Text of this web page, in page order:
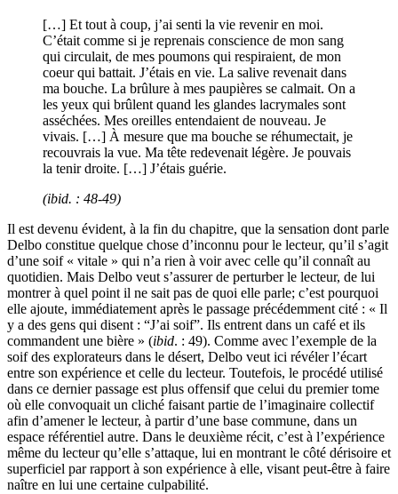
[…] Et tout à coup, j’ai senti la vie revenir en moi.
C’était comme si je reprenais conscience de mon sang
qui circulait, de mes poumons qui respiraient, de mon
coeur qui battait. J’étais en vie. La salive revenait dans
ma bouche. La brûlure à mes paupières se calmait. On a
les yeux qui brûlent quand les glandes lacrymales sont
asséchées. Mes oreilles entendaient de nouveau. Je
vivais. […] À mesure que ma bouche se réhumectait, je
recouvrais la vue. Ma tête redevenait légère. Je pouvais
la tenir droite. […] J’étais guérie.
(ibid. : 48-49)
Il est devenu évident, à la fin du chapitre, que la sensation dont parle
Delbo constitue quelque chose d’inconnu pour le lecteur, qu’il s’agit
d’une soif « vitale » qui n’a rien à voir avec celle qu’il connaît au
quotidien. Mais Delbo veut s’assurer de perturber le lecteur, de lui
montrer à quel point il ne sait pas de quoi elle parle; c’est pourquoi
elle ajoute, immédiatement après le passage précédemment cité : « Il
y a des gens qui disent : “J’ai soif”. Ils entrent dans un café et ils
commandent une bière » (ibid. : 49). Comme avec l’exemple de la
soif des explorateurs dans le désert, Delbo veut ici révéler l’écart
entre son expérience et celle du lecteur. Toutefois, le procédé utilisé
dans ce dernier passage est plus offensif que celui du premier tome
où elle convoquait un cliché faisant partie de l’imaginaire collectif
afin d’amener le lecteur, à partir d’une base commune, dans un
espace référentiel autre. Dans le deuxième récit, c’est à l’expérience
même du lecteur qu’elle s’attaque, lui en montrant le côté dérisoire et
superficiel par rapport à son expérience à elle, visant peut-être à faire
naître en lui une certaine culpabilité.